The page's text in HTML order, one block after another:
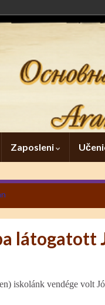
Zaposleni
látogatott
iskolánk vendége volt